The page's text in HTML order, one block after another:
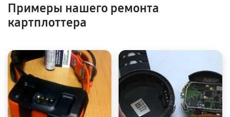
Примеры нашего ремонта
картплоттера